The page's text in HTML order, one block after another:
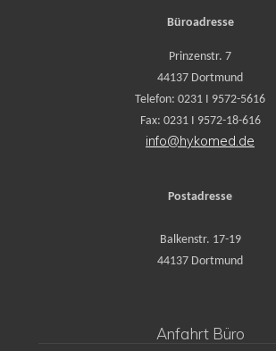
Büroadresse
Prinzenstr. 7
44137 Dortmund
Telefon: 0231 I 9572-5616
Fax: 0231 I 9572-18-616
info@hykomed.de
Postadresse
Balkenstr. 17-19
44137 Dortmund
Anfahrt Büro